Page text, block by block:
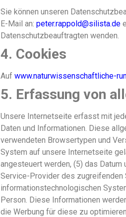
Sie können unseren
E-Mail an: peter.rappold@silista.de
Datenschutzbeauftragten wenden.
4. Cookies
Auf www.naturwissenschaftliche-
5. Erfassung von
Unsere Internetseite erfasst mit
Daten und Informationen. Diese
verwendeten Browsertypen und
System auf unsere Internetseite
angesteuert werden, (5) das
Service-Provider des zugreifenden
informationstechnologischen
Person. Diese Informationen
die Werbung für diese zu